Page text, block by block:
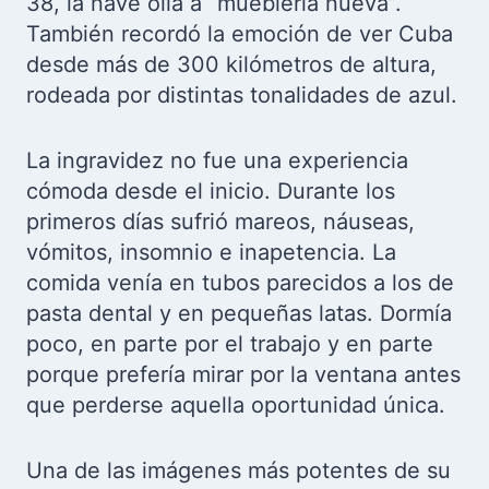
También recordó la emoción de ver Cuba
desde más de 300 kilómetros de altura,
rodeada por distintas tonalidades de azul.
La ingravidez no fue una experiencia
cómoda desde el inicio. Durante los
primeros días sufrió mareos, náuseas,
vómitos, insomnio e inapetencia. La
comida venía en tubos parecidos a los de
pasta dental y en pequeñas latas. Dormía
poco, en parte por el trabajo y en parte
porque prefería mirar por la ventana antes
que perderse aquella oportunidad única.
Una de las imágenes más potentes de su